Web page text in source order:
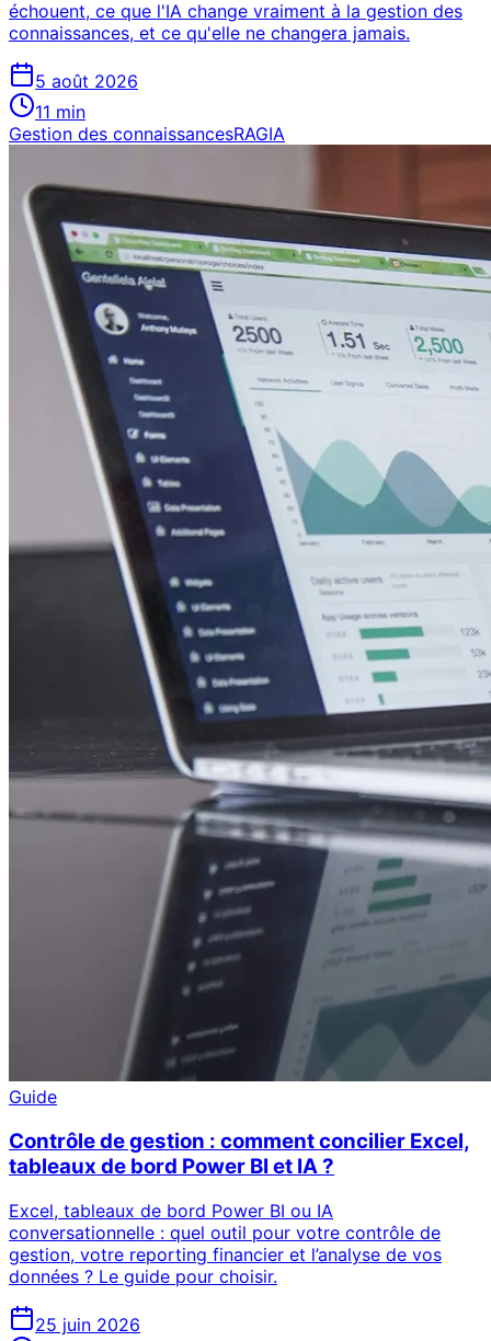
échouent, ce que l'IA change vraiment à la gestion des
connaissances, et ce qu'elle ne changera jamais.
5 août 2026
11 min
Gestion des connaissancesRAGIA
Guide
Contrôle de gestion : comment concilier Excel,
tableaux de bord Power BI et IA ?
Excel, tableaux de bord Power BI ou IA
conversationnelle : quel outil pour votre contrôle de
gestion, votre reporting financier et l’analyse de vos
données ? Le guide pour choisir.
25 juin 2026